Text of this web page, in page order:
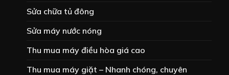
Sửa chữa tủ đông
Sửa máy nước nóng
Thu mua máy điều hòa giá cao
Thu mua máy giặt – Nhanh chóng, chuyên